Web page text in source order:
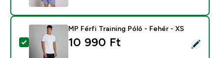
Termék kiválasztása - MP Férfi Training Póló - Fehér -
MP Férfi Training Póló - Fehér - XS
10 990 Ft‎